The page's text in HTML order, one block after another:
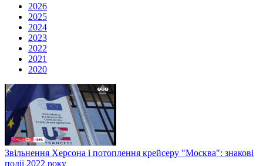
2026
2025
2024
2023
2022
2021
2020
Звільнення Херсона і потоплення крейсеру "Москва": знакові
події 2022 року